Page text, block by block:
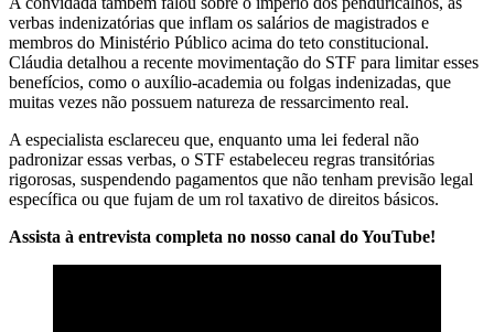
verbas indenizatórias que inflam os salários de magistrados e
membros do Ministério Público acima do teto constitucional.
Cláudia detalhou a recente movimentação do STF para limitar esses
benefícios, como o auxílio-academia ou folgas indenizadas, que
muitas vezes não possuem natureza de ressarcimento real.
A especialista esclareceu que, enquanto uma lei federal não
padronizar essas verbas, o STF estabeleceu regras transitórias
rigorosas, suspendendo pagamentos que não tenham previsão legal
específica ou que fujam de um rol taxativo de direitos básicos.
Assista à entrevista completa no nosso canal do YouTube!